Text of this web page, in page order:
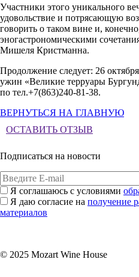
Участники этого уникального
удовольствие и потрясающую
говорить о таком вине и,
эногастрономическими
Мишеля Кристманна.
Продолжение следует: 26
ужин «Великие терруары
по тел.+7(863)240-81-38.
ВЕРНУТЬСЯ НА ГЛАВНУЮ
ОСТАВИТЬ ОТЗЫВ
Подписаться на новости
Я соглашаюсь с условиями
Я даю согласие на получение
материалов
© 2025 Mozart Wine House